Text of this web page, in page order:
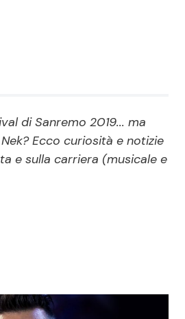
Reality e Talent
Soap Opera
di Sanremo 2019... ma
Ecco curiosità e notizie
e sulla carriera (musicale e